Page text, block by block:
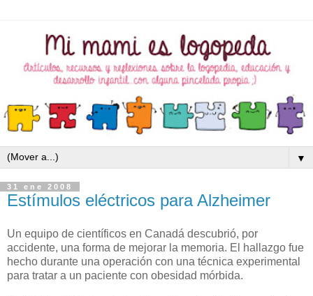
▼
31 ene 2008
Estímulos eléctricos para Alzheimer
Un equipo de científicos en Canadá descubrió, por
accidente, una forma de mejorar la memoria. El hallazgo fue
hecho durante una operación con una técnica experimental
para tratar a un paciente con obesidad mórbida.